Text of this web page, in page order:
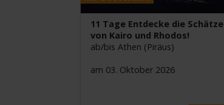
11 Tage Entdecke die Schätze
von Kairo und Rhodos!
ab/bis Athen (Piräus)
am 03. Oktober 2026